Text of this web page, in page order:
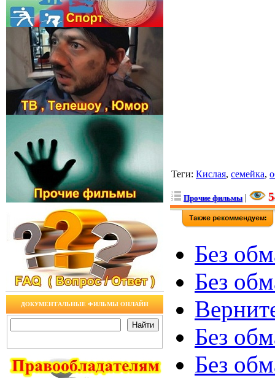
ДОКУМЕНТАЛЬНЫЕ ФИЛЬМЫ ОНЛАЙН
Теги: Кислая, семейка,
Прочие фильмы|
Без
Без
Без
Без